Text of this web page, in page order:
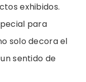
exhibidos.
para
solo decora el
sentido de